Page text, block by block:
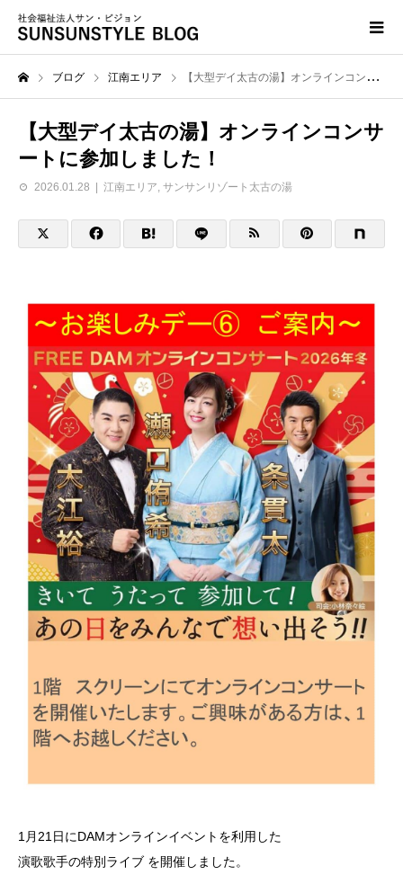
ブログ 江南エリア 【大型デイ太古の湯】オンラインコンサートに参加しました！
【大型デイ太古の湯】オンラインコンサ
ートに参加しました！
2026.01.28 江南エリア サンサンリゾート太古の湯
1月21日にDAMオンラインイベントを利用した
演歌歌手の特別ライブ を開催しました。